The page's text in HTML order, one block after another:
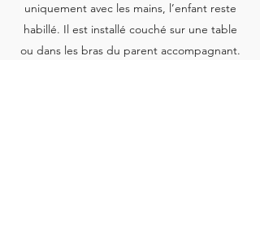
uniquement avec les mains, l’enfant reste
habillé. Il est installé couché sur une table
ou dans les bras du parent accompagnant.